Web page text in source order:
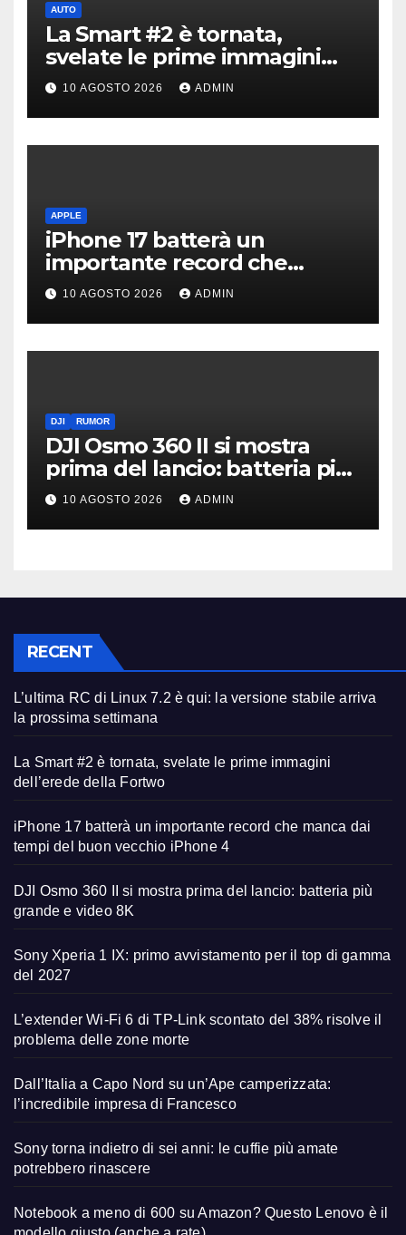
AUTO
La Smart #2 è tornata,
svelate le prime immagini
dell’erede della Fortwo
10 AGOSTO 2026 ADMIN
APPLE
iPhone 17 batterà un
importante record che
manca dai tempi del buon
vecchio iPhone 4
10 AGOSTO 2026 ADMIN
DJI RUMOR
DJI Osmo 360 II si mostra
prima del lancio: batteria più
grande e video 8K
10 AGOSTO 2026 ADMIN
RECENT
L’ultima RC di Linux 7.2 è qui: la versione stabile arriva
la prossima settimana
La Smart #2 è tornata, svelate le prime immagini
dell’erede della Fortwo
iPhone 17 batterà un importante record che manca dai
tempi del buon vecchio iPhone 4
DJI Osmo 360 II si mostra prima del lancio: batteria più
grande e video 8K
Sony Xperia 1 IX: primo avvistamento per il top di gamma
del 2027
L’extender Wi-Fi 6 di TP-Link scontato del 38% risolve il
problema delle zone morte
Dall’Italia a Capo Nord su un’Ape camperizzata:
l’incredibile impresa di Francesco
Sony torna indietro di sei anni: le cuffie più amate
potrebbero rinascere
Notebook a meno di 600 su Amazon? Questo Lenovo è il